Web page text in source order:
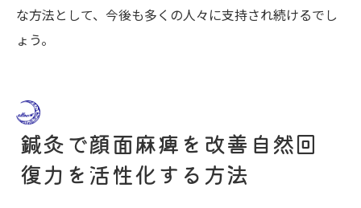
な方法として、今後も多くの人々に支持され続けるでし
ょう。
鍼灸で顔面麻痺を改善自然回
復力を活性化する方法